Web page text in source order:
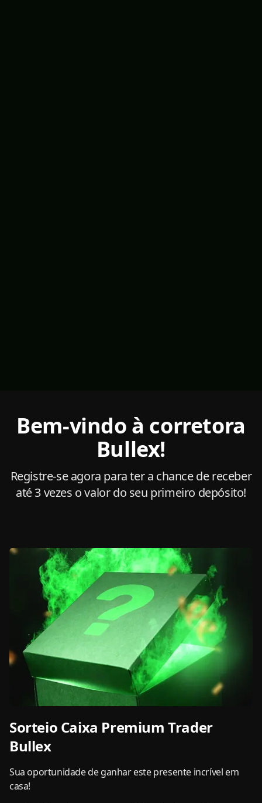
Bem-vindo à corretora
Bullex!
Registre-se agora para ter a chance de receber
até 3 vezes o valor do seu primeiro depósito!
Sorteio Caixa Premium Trader
Bullex
Sua oportunidade de ganhar este presente incrível em
casa!